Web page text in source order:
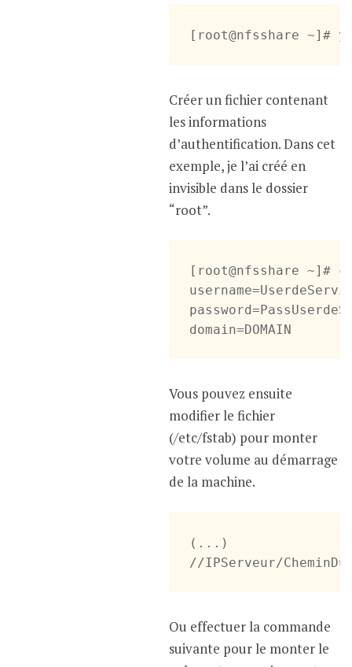
[root@nfsshare
Créer un fichier contenant
les informations
d’authentification. Dans cet
exemple, je l’ai créé en
invisible dans le dossier
“root”.
[root@nfsshare ~]#
domain=DOMAIN
Vous pouvez ensuite
modifier le fichier
(/etc/fstab) pour monter
votre volume au démarrage
de la machine.
(...)
//IPServeur/
Ou effectuer la commande
suivante pour le monter le